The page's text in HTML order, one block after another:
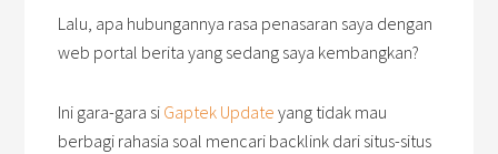
Lalu, apa hubungannya rasa penasaran saya dengan
web portal berita yang sedang saya kembangkan?
Ini gara-gara si Gaptek Update yang tidak mau
berbagi rahasia soal mencari backlink dari situs-situs